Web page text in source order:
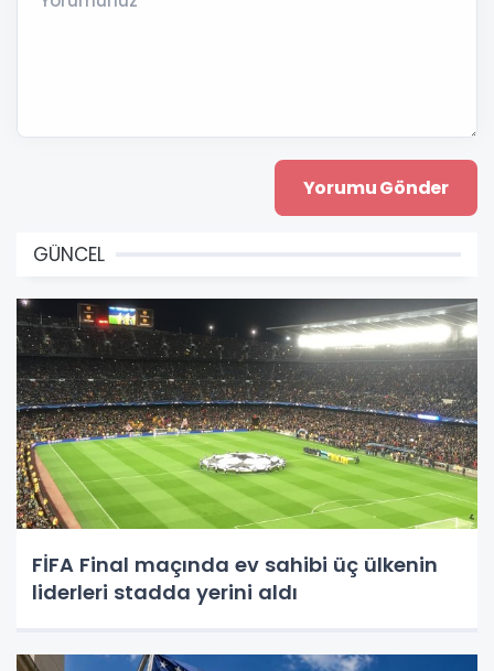
GÜNCEL
FİFA Final maçında ev sahibi üç ülkenin
liderleri stadda yerini aldı